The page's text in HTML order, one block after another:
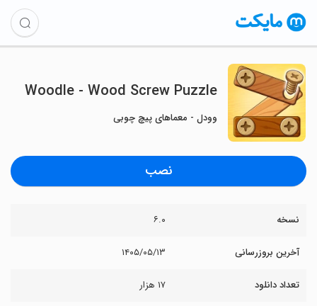
Woodle - Wood Screw Puzzle
وودل - معماهای پیچ چوبی
نصب
نسخه ۶.۰
آخرین بروزرسانی ۱۴۰۵/۰۵/۱۳
تعداد دانلود ۱۷ هزار